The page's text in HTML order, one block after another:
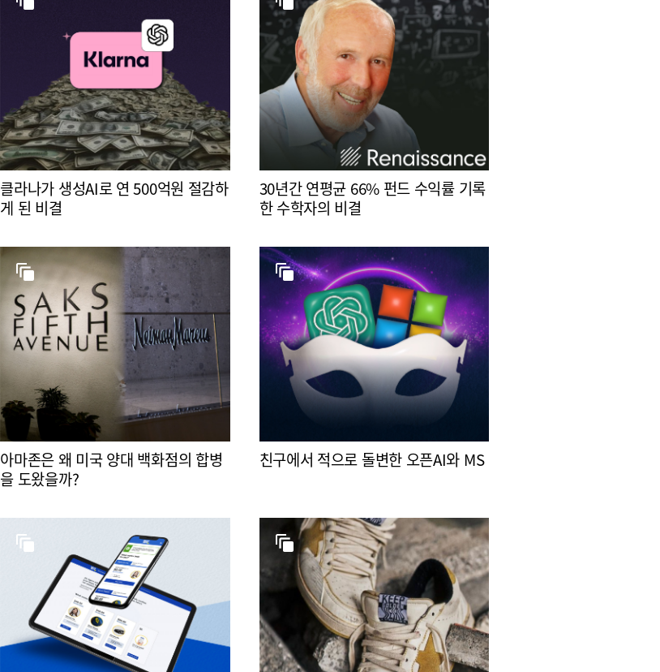
클라나가 생성AI로 연 500억원 절감하
게 된 비결
30년간 연평균 66% 펀드 수익률 기록
한 수학자의 비결
아마존은 왜 미국 양대 백화점의 합병
을 도왔을까?
친구에서 적으로 돌변한 오픈AI와 MS